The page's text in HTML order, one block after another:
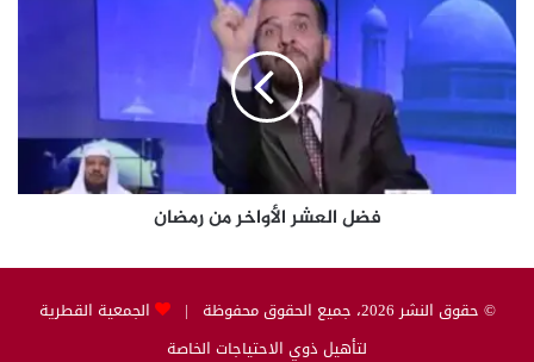
العشر
الأواخر
من
رمضان
فضل العشر الأواخر من رمضان
© حقوق النشر 2026، جميع الحقوق محفوظة |
الجمعية القطرية
لتأهيل ذوي الاحتياجات الخاصة